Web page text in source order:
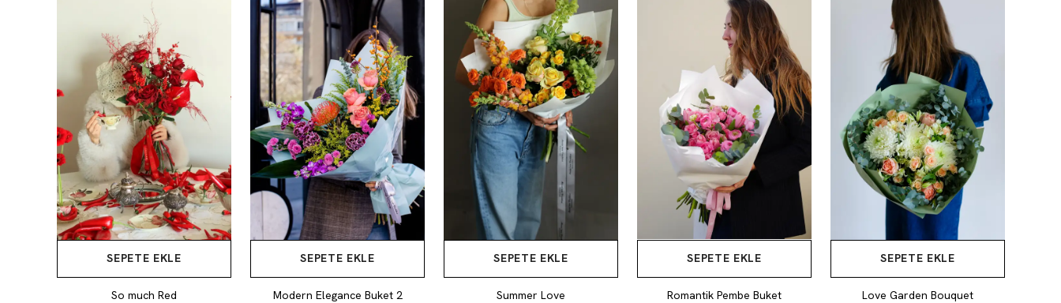
SEPETE EKLE
So much Red
SEPETE EKLE
Modern Elegance Buket 2
SEPETE EKLE
Summer Love
SEPETE EKLE
Romantik Pembe Buket
SEPETE EKLE
Love Garden Bouquet